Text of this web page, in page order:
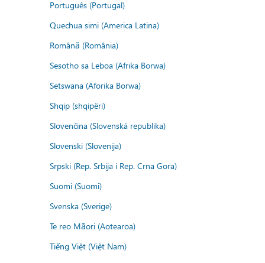
Português (Portugal)
Quechua simi (America Latina)
Română (România)
Sesotho sa Leboa (Afrika Borwa)
Setswana (Aforika Borwa)
Shqip (shqipëri)
Slovenčina (Slovenská republika)
Slovenski (Slovenija)
Srpski (Rep. Srbija i Rep. Crna Gora)
Suomi (Suomi)
Svenska (Sverige)
Te reo Māori (Aotearoa)
Tiếng Việt (Việt Nam)